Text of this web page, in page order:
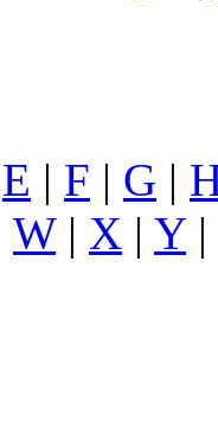
E | F | G |
W| X | Y|